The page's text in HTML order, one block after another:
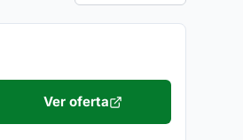
Ver oferta